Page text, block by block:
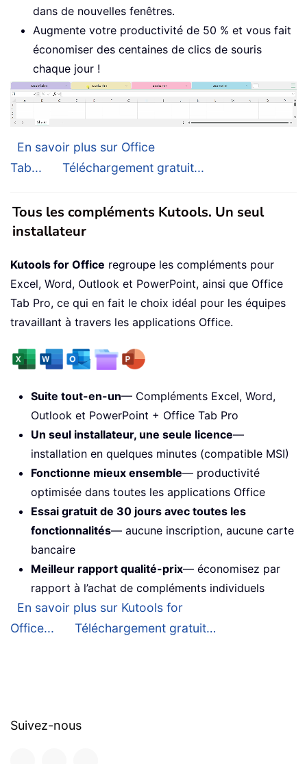
dans de nouvelles fenêtres.
Augmente votre productivité de 50 % et vous fait
économiser des centaines de clics de souris
chaque jour !
En savoir plus sur Office
Tab...
Téléchargement gratuit...
Tous les compléments Kutools. Un seul
installateur
Kutools for Office regroupe les compléments pour
Excel, Word, Outlook et PowerPoint, ainsi que Office
Tab Pro, ce qui en fait le choix idéal pour les équipes
travaillant à travers les applications Office.
Suite tout-en-un— Compléments Excel, Word,
Outlook et PowerPoint + Office Tab Pro
Un seul installateur, une seule licence—
installation en quelques minutes (compatible MSI)
Fonctionne mieux ensemble— productivité
optimisée dans toutes les applications Office
Essai gratuit de 30 jours avec toutes les
fonctionnalités— aucune inscription, aucune carte
bancaire
Meilleur rapport qualité-prix— économisez par
rapport à l’achat de compléments individuels
En savoir plus sur Kutools for
Office...
Téléchargement gratuit…
Suivez-nous